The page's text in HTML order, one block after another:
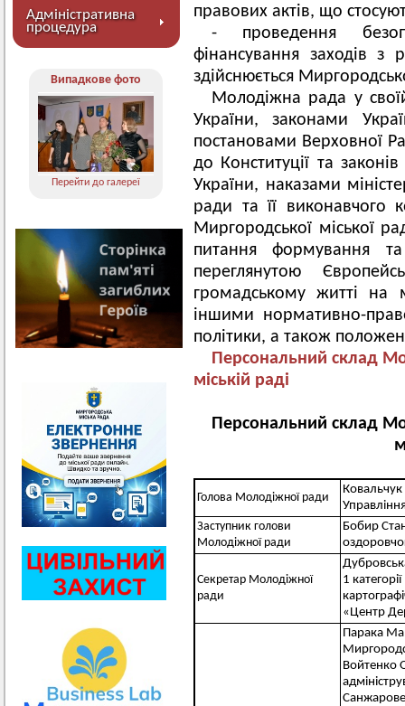
Адміністративна
процедура
Випадкове фото
Перейти до галереї
правових актів, що
- проведення
фінансування заходів з
здійснюється
Молодіжна рада у своїй
України, законами
постановами Верховної
до Конституції та
України, наказами
ради та її виконавчого
Миргородської міської
питання формування та
переглянутою
громадському житті на
іншими нормативно-
політики, а також
Персональний склад
міській раді
Персональний склад
Голова Молодіжної ради
Ковальчук
Заступник голови
Молодіжної ради
Бобир
Секретар Молодіжної
ради
1
«Центр
Парака
Войтенко